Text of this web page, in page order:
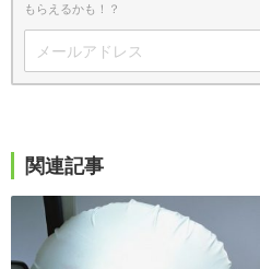
もらえるかも！？
関連記事